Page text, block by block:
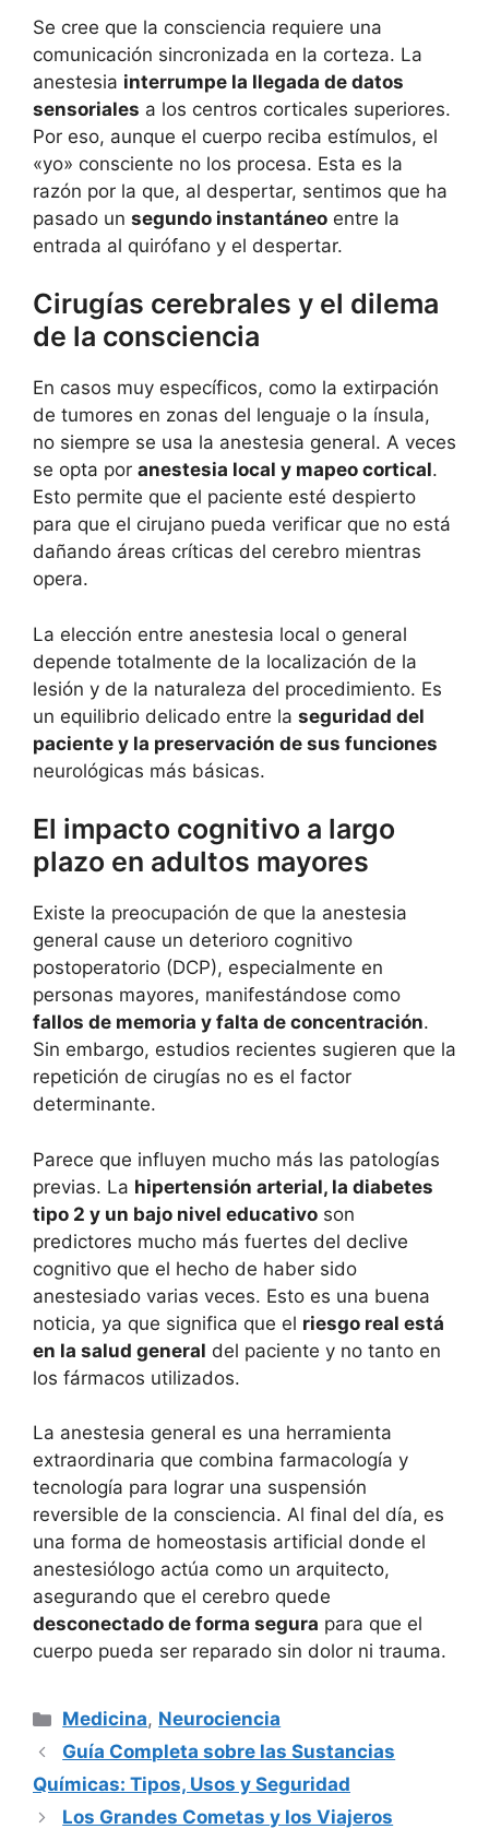
Se cree que la consciencia requiere una
comunicación sincronizada en la corteza. La
anestesia interrumpe la llegada de datos
sensoriales a los centros corticales superiores.
Por eso, aunque el cuerpo reciba estímulos, el
«yo» consciente no los procesa. Esta es la
razón por la que, al despertar, sentimos que ha
pasado un segundo instantáneo entre la
entrada al quirófano y el despertar.
Cirugías cerebrales y el dilema
de la consciencia
En casos muy específicos, como la extirpación
de tumores en zonas del lenguaje o la ínsula,
no siempre se usa la anestesia general. A veces
se opta por anestesia local y mapeo cortical.
Esto permite que el paciente esté despierto
para que el cirujano pueda verificar que no está
dañando áreas críticas del cerebro mientras
opera.
La elección entre anestesia local o general
depende totalmente de la localización de la
lesión y de la naturaleza del procedimiento. Es
un equilibrio delicado entre la seguridad del
paciente y la preservación de sus funciones
neurológicas más básicas.
El impacto cognitivo a largo
plazo en adultos mayores
Existe la preocupación de que la anestesia
general cause un deterioro cognitivo
postoperatorio (DCP), especialmente en
personas mayores, manifestándose como
fallos de memoria y falta de concentración.
Sin embargo, estudios recientes sugieren que la
repetición de cirugías no es el factor
determinante.
Parece que influyen mucho más las patologías
previas. La hipertensión arterial, la diabetes
tipo 2 y un bajo nivel educativo son
predictores mucho más fuertes del declive
cognitivo que el hecho de haber sido
anestesiado varias veces. Esto es una buena
noticia, ya que significa que el riesgo real está
en la salud general del paciente y no tanto en
los fármacos utilizados.
La anestesia general es una herramienta
extraordinaria que combina farmacología y
tecnología para lograr una suspensión
reversible de la consciencia. Al final del día, es
una forma de homeostasis artificial donde el
anestesiólogo actúa como un arquitecto,
asegurando que el cerebro quede
desconectado de forma segura para que el
cuerpo pueda ser reparado sin dolor ni trauma.
Categorías
Medicina, Neurociencia
Guía Completa sobre las Sustancias
Químicas: Tipos, Usos y Seguridad
Los Grandes Cometas y los Viajeros